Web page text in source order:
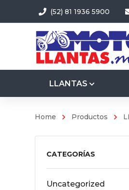
(52) 81 1936 5900
LLANTAS
Home Productos
CATEGORÍAS
Uncategorized